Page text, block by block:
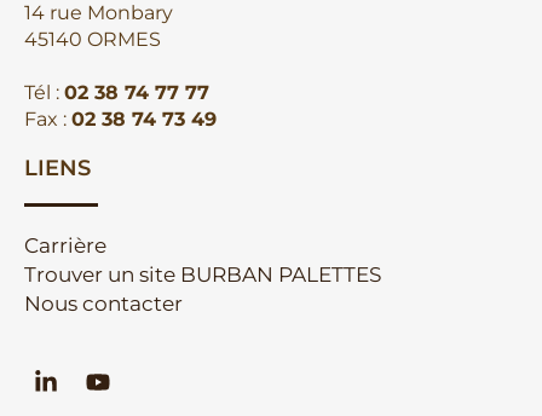
14 rue Monbary
45140 ORMES
Tél : 02 38 74 77 77
Fax : 02 38 74 73 49
LIENS
Carrière
Trouver un site BURBAN PALETTES
Nous contacter